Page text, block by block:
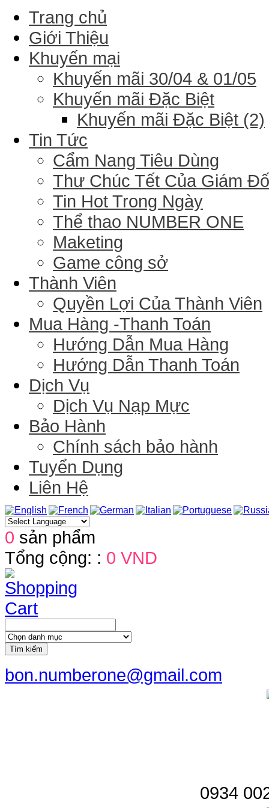
Trang chủ
Giới Thiệu
Khuyến mại
Khuyến mãi 30/04 & 01/05
Khuyến mãi Đặc Biệt
Khuyến mãi Đặc Biệt (2)
Tin Tức
Cẩm Nang Tiêu Dùng
Thư Chúc Tết Của Giám
Tin Hot Trong Ngày
Thể thao NUMBER ONE
Maketing
Game công sở
Thành Viên
Quyền Lợi Của Thành Viên
Mua Hàng -Thanh Toán
Hướng Dẫn Mua Hàng
Hướng Dẫn Thanh Toán
Dịch Vụ
Dịch Vụ Nạp Mực
Bảo Hành
Chính sách bảo hành
Tuyển Dụng
Liên Hệ
0 sản phẩm
Tổng cộng: : 0 VND
Tìm kiếm
bon.numberone@gmail.com
0934